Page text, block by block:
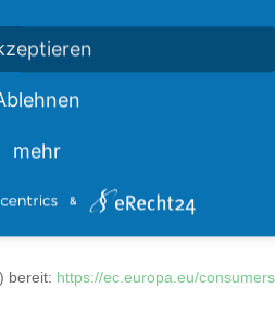
bereit: https://ec.europa.eu/
mehr
&